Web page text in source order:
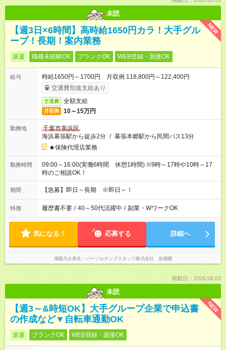
未読
NEW
【週3日×6時間】高時給1650円カラ！大手グル
ープ！長期！案内業務
派遣 職種未経験OK ブランクOK WEB登録・面接OK
給与
時給1650円～1700円 月収例 118,800円～122,400円
交通費別途支給あり
交通費 全額支給
月収例 10～15万円
勤務地
千葉市美浜区
海浜幕張駅から徒歩2分 / 幕張本郷駅から民間バス13分
★保険代理店業務
勤務時間
09:00～16:00(実働6時間 休憩1時間) ※9時～17時や10時～17
時のご相談OK！
期間 【急募】即日～長期 ※即日～！
特徴 履歴書不要 / 40～50代活躍中 / 副業・WワークOK
気になる！ 応募する 詳細へ
掲載元企業名 パーソルテンプスタッフ株式会社 首都圏
掲載日：2026.08.03
未読
NEW
【週3～&時短OK】大手グループ企業で申込書
の作成など▼自転車通勤OK
派遣 ブランクOK WEB登録・面接OK